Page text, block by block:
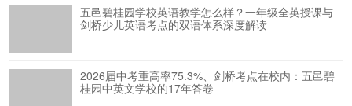
五邑碧桂园学校英语教学怎么样？一年级全英授课与
剑桥少儿英语考点的双语体系深度解读
2026届中考重高率75.3%、剑桥考点在校内：五邑碧
桂园中英文学校的17年答卷